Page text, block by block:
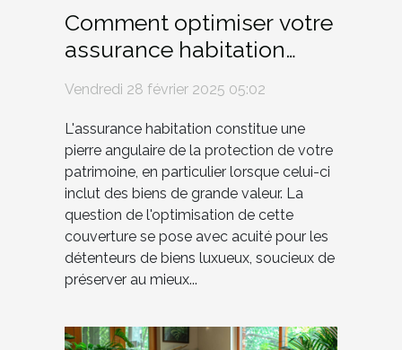
Comment optimiser votre
assurance habitation
pour les biens de luxe ?
Vendredi 28 février 2025 05:02
L'assurance habitation constitue une
pierre angulaire de la protection de votre
patrimoine, en particulier lorsque celui-ci
inclut des biens de grande valeur. La
question de l'optimisation de cette
couverture se pose avec acuité pour les
détenteurs de biens luxueux, soucieux de
préserver au mieux...